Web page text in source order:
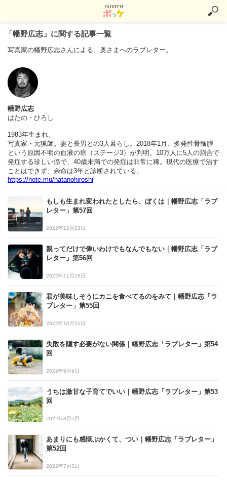
「幡野広志」に関する記事一覧
写真家の幡野広志さんによる、奥さまへのラブレター。
幡野広志
はたの・ひろし
1983年生まれ。
写真家・元猟師。妻と長男との3人暮らし。2018年1月、多発性骨髄腫
という原因不明の血液の癌（ステージ3）が判明。10万人に5人の割合で
発症する珍しい癌で、40歳未満での発症は非常に稀。現代の医療で治す
ことはできず、余命は3年と診断されている。
https://note.mu/hatanohiroshi
もしも生まれ変われたとしたら、ぼくは｜幡野広志「ラブ
レター」第57回
2022年12月23日
親ってだけで偉いわけでもなんでもない｜幡野広志「ラブ
レター」第56回
2022年11月18日
君が美味しそうにカニを食べてるのをみて｜幡野広志「ラ
ブレター」第55回
2022年10月21日
失敗を隠す必要がない関係｜幡野広志「ラブレター」第54
回
2022年9月9日
うちは激甘な子育てでいい｜幡野広志「ラブレター」第53
回
2022年8月5日
あまりにも感慨ぶかくて、つい｜幡野広志「ラブレター」
第52回
2022年7月3日